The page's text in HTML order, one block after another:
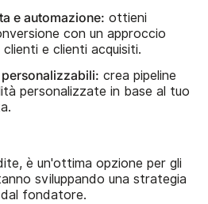
e automazione: ottieni
con un approccio
e clienti acquisiti.
crea pipeline
personalizzate in base al tuo
è un'ottima opzione per gli
sviluppando una strategia
fondatore.